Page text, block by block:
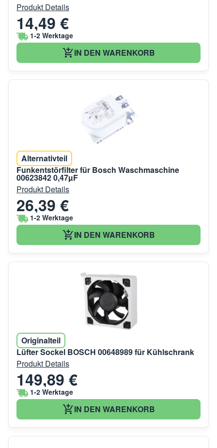
Produkt Details
14,49 €
1-2 Werktage
IN DEN WARENKORB
Alternativteil
Funkentstörfilter für Bosch Waschmaschine
00623842 0,47µF
Produkt Details
26,39 €
1-2 Werktage
IN DEN WARENKORB
Originalteil
Lüfter Sockel BOSCH 00648989 für Kühlschrank
Produkt Details
149,89 €
1-2 Werktage
IN DEN WARENKORB